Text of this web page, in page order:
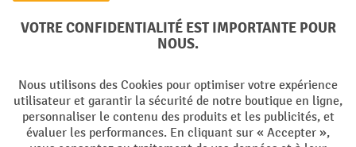
Facebook
YouTube
LinkedIn
Instagram
Langues
DE FR